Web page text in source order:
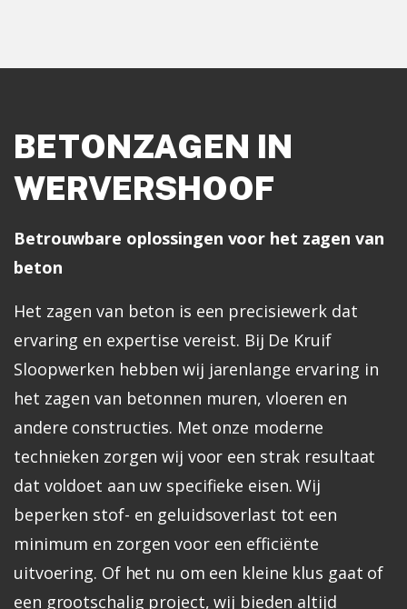
BETONZAGEN IN
WERVERSHOOF
Betrouwbare oplossingen voor het zagen van
beton
Het zagen van beton is een precisiewerk dat
ervaring en expertise vereist. Bij De Kruif
Sloopwerken hebben wij jarenlange ervaring in
het zagen van betonnen muren, vloeren en
andere constructies. Met onze moderne
technieken zorgen wij voor een strak resultaat
dat voldoet aan uw specifieke eisen. Wij
beperken stof- en geluidsoverlast tot een
minimum en zorgen voor een efficiënte
uitvoering. Of het nu om een kleine klus gaat of
een grootschalig project, wij bieden altijd